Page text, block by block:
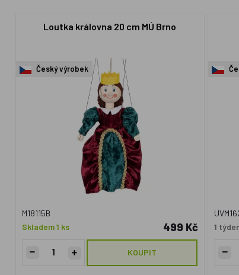
Loutka královna 20 cm MÚ Brno
Český výrobek
M18115B
Skladem 1 ks
499 Kč
KOUPIT
1